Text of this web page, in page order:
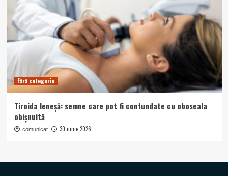
Fără categorie
Tiroida leneșă: semne care pot fi confundate cu oboseala
obișnuită
comunicat 30 iunie 2026